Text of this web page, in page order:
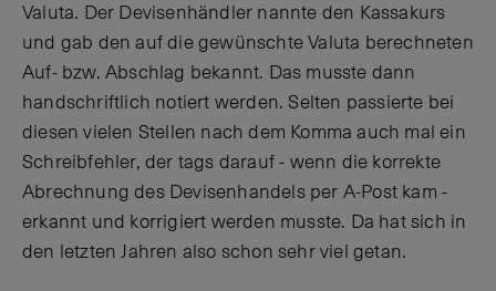
Valuta. Der Devisenhändler nannte den Kassakurs
und gab den auf die gewünschte Valuta berechneten
Auf- bzw. Abschlag bekannt. Das musste dann
handschriftlich notiert werden. Selten passierte bei
diesen vielen Stellen nach dem Komma auch mal ein
Schreibfehler, der tags darauf - wenn die korrekte
Abrechnung des Devisenhandels per A-Post kam -
erkannt und korrigiert werden musste. Da hat sich in
den letzten Jahren also schon sehr viel getan.